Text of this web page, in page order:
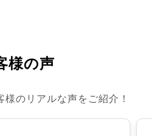
様の声
のリアルな声をご紹介！